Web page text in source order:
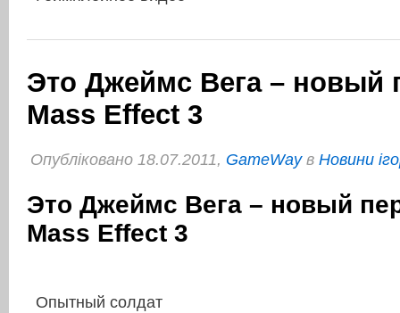
Это Джеймс Вега – новый
Mass Effect 3
Опубліковано 18.07.2011, GameWayв Новини
Это Джеймс Вега – новый
Mass Effect 3
Опытный солдат